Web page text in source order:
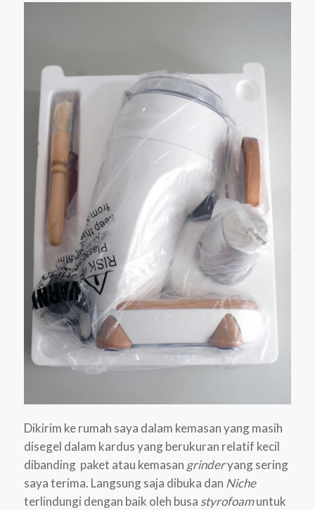
Dikirim ke rumah saya dalam kemasan yang masih
disegel dalam kardus yang berukuran relatif kecil
dibanding paket atau kemasan grinderyang sering
saya terima. Langsung saja dibuka dan Niche
terlindungi dengan baik oleh busa styrofoamuntuk